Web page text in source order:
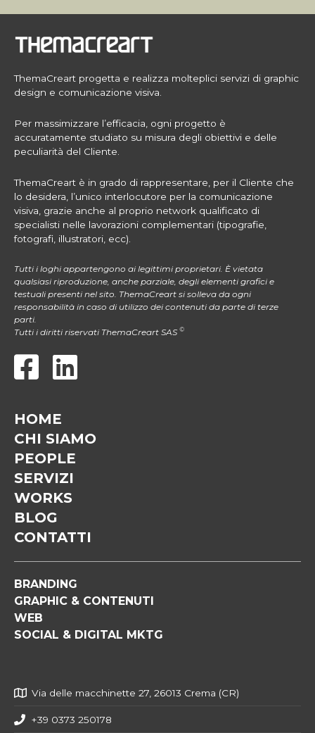
ThemaCreart progetta e realizza molteplici servizi di graphic
design e comunicazione visiva.
Per massimizzare l’efficacia, ogni progetto è
accuratamente studiato su misura degli obiettivi e delle
peculiarità del Cliente.
ThemaCreart è in grado di rappresentare, per il Cliente che
lo desidera, l’unico interlocutore per la comunicazione
visiva, grazie anche al proprio network qualificato di
specialisti nelle lavorazioni complementari (tipografie,
fotografi, illustratori, ecc).
Tutti i loghi appartengono ai legittimi proprietari. È vietata
qualsiasi riproduzione, anche parziale, degli elementi grafici e
testuali presenti nel sito. ThemaCreart si solleva da ogni
responsabilità in caso di utilizzo dei contenuti da parte di terze
parti.
Tutti i diritti riservati ThemaCreart SAS ©
HOME
CHI SIAMO
PEOPLE
SERVIZI
WORKS
BLOG
CONTATTI
BRANDING
GRAPHIC & CONTENUTI
WEB
SOCIAL & DIGITAL MKTG
Via delle macchinette 27, 26013 Crema (CR)
+39 0373 250178